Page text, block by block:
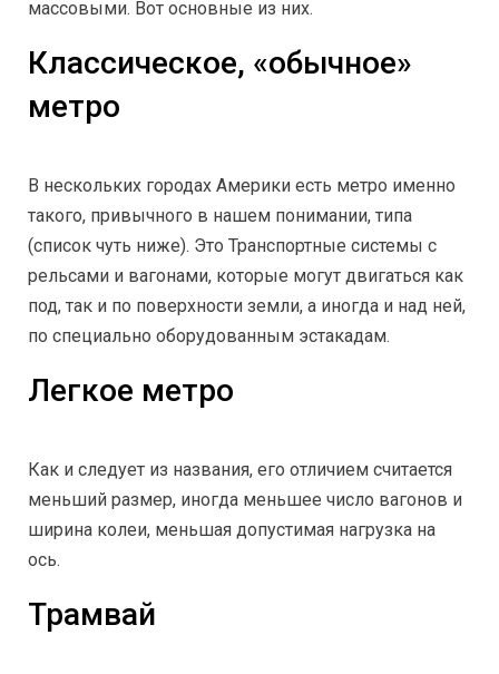
массовыми. Вот основные из них.
Классическое, «обычное»
метро
В нескольких городах Америки есть метро именно
такого, привычного в нашем понимании, типа
(список чуть ниже). Это Транспортные системы с
рельсами и вагонами, которые могут двигаться как
под, так и по поверхности земли, а иногда и над ней,
по специально оборудованным эстакадам.
Легкое метро
Как и следует из названия, его отличием считается
меньший размер, иногда меньшее число вагонов и
ширина колеи, меньшая допустимая нагрузка на
ось.
Трамвай